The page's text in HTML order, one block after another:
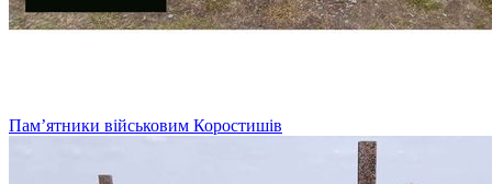
Пам’ятники військовим Коростишів